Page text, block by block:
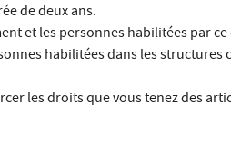
de deux ans.
et les personnes habilitées par
habilitées dans les
les droits que vous tenez des